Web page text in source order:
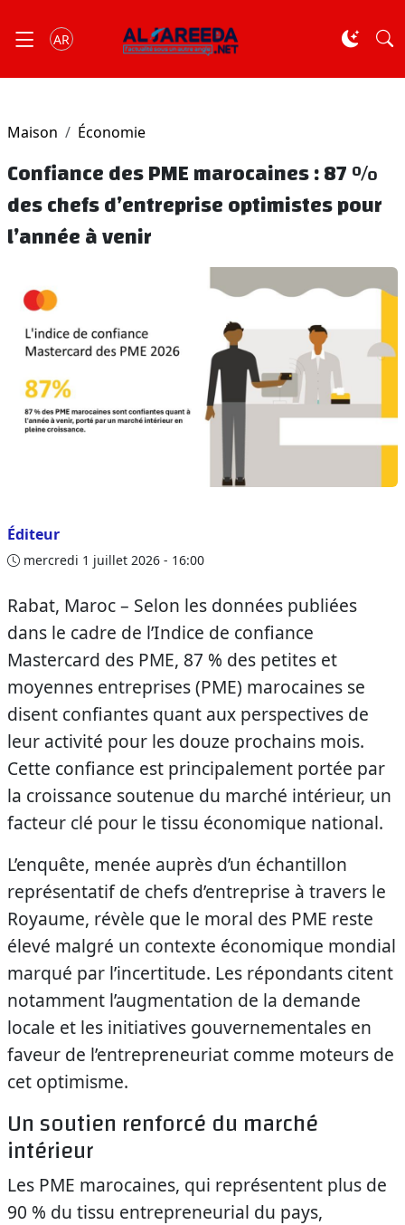
AR
Maison Économie
Confiance des PME marocaines : 87 %
des chefs d’entreprise optimistes pour
l’année à venir
Éditeur
mercredi 1 juillet 2026 - 16:00
Rabat, Maroc – Selon les données publiées
dans le cadre de l’Indice de confiance
Mastercard des PME, 87 % des petites et
moyennes entreprises (PME) marocaines se
disent confiantes quant aux perspectives de
leur activité pour les douze prochains mois.
Cette confiance est principalement portée par
la croissance soutenue du marché intérieur, un
facteur clé pour le tissu économique national.
L’enquête, menée auprès d’un échantillon
représentatif de chefs d’entreprise à travers le
Royaume, révèle que le moral des PME reste
élevé malgré un contexte économique mondial
marqué par l’incertitude. Les répondants citent
notamment l’augmentation de la demande
locale et les initiatives gouvernementales en
faveur de l’entrepreneuriat comme moteurs de
cet optimisme.
Un soutien renforcé du marché
intérieur
Les PME marocaines, qui représentent plus de
90 % du tissu entrepreneurial du pays,